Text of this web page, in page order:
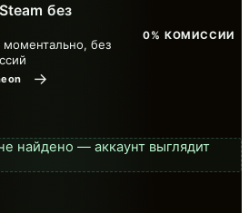
0% КОМИССИИ
без
без
→
найдено — аккаунт выглядит